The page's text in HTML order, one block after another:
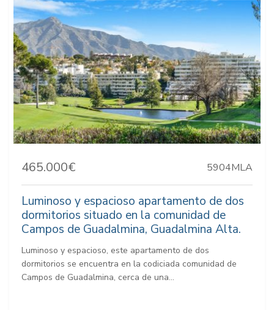
465.000€ 5904MLA
Luminoso y espacioso apartamento de dos
dormitorios situado en la comunidad de
Campos de Guadalmina, Guadalmina Alta.
Luminoso y espacioso, este apartamento de dos
dormitorios se encuentra en la codiciada comunidad de
Campos de Guadalmina, cerca de una...